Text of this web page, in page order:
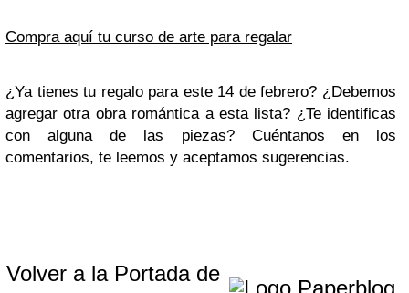
Compra aquí tu curso de arte para regalar
¿Ya tienes tu regalo para este 14 de febrero? ¿Debemos
agregar otra obra romántica a esta lista? ¿Te identificas
con alguna de las piezas? Cuéntanos en los
comentarios, te leemos y aceptamos sugerencias.
Volver a la Portada de